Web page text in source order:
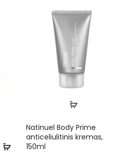
Natinuel Body Prime
anticeliulitinis kremas,
150ml